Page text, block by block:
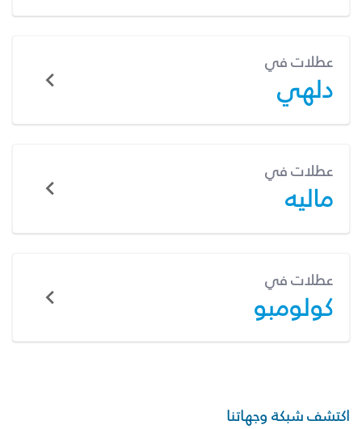
عطلات في
دلهي
عطلات في
ماليه
عطلات في
كولومبو
اكتشف شبكة وجهاتنا